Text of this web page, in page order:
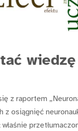
z raportem
z osiągnięć